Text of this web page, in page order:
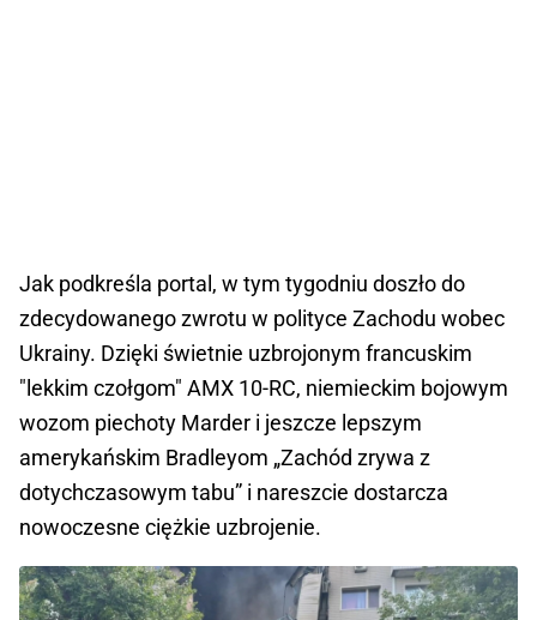
Jak podkreśla portal, w tym tygodniu doszło do
zdecydowanego zwrotu w polityce Zachodu wobec
Ukrainy. Dzięki świetnie uzbrojonym francuskim
"lekkim czołgom" AMX 10-RC, niemieckim bojowym
wozom piechoty Marder i jeszcze lepszym
amerykańskim Bradleyom „Zachód zrywa z
dotychczasowym tabu” i nareszcie dostarcza
nowoczesne ciężkie uzbrojenie.